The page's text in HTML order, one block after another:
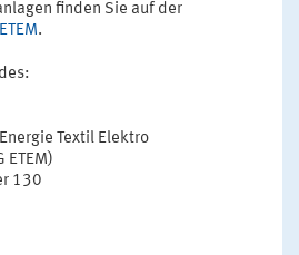
finden Sie auf der
.
Textil Elektro
ETEM)
130